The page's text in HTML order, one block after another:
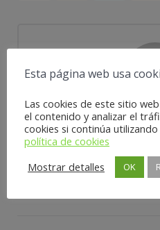
Farmacia
Esta página web usa
Las cookies de este sitio
el contenido y analizar el
cookies si continúa
política de cookies
Mostrar detalles
OK